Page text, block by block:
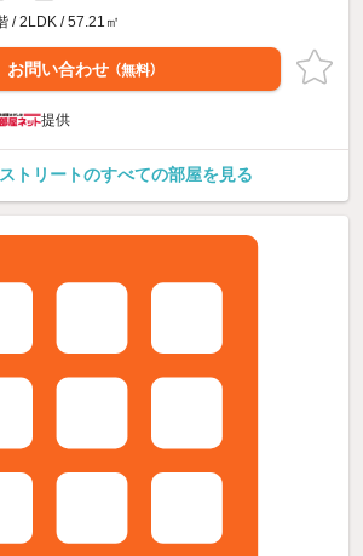
/ 2LDK / 57.21㎡
お問い合わせ （無料）
提供
トリートのすべての部屋を見る